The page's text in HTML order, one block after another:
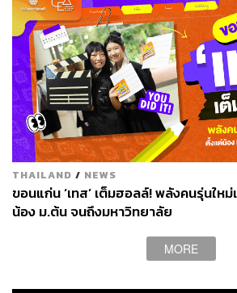
THAILAND / NEWS
ขอนแก่น ‘เทส’ เต็มฮอลล์! พลังคนรุ่นให
น้อง ม.ต้น จนถึงมหาวิทยาลัย
MORE